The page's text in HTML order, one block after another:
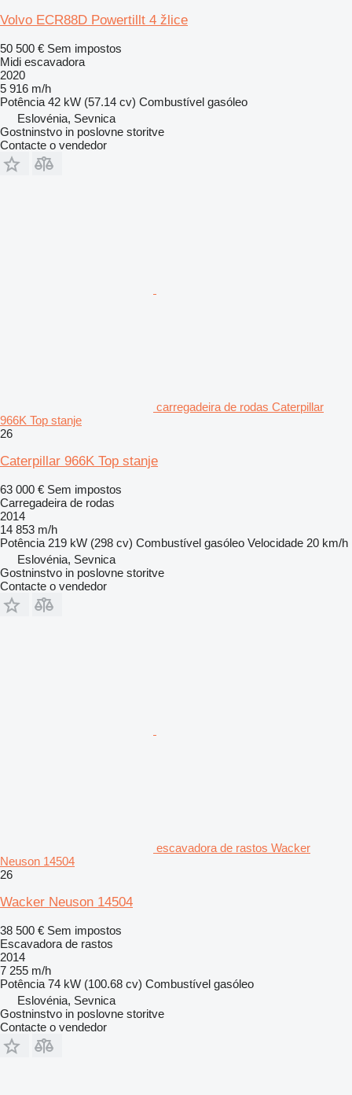
Volvo ECR88D Powertillt 4 žlice
50 500 € Sem impostos
Midi escavadora
2020
5 916 m/h
Potência 42 kW (57.14 cv) Combustível gasóleo
Eslovénia, Sevnica
Gostninstvo in poslovne storitve
Contacte o vendedor
carregadeira de rodas Caterpillar
966K Top stanje
26
Caterpillar 966K Top stanje
63 000 € Sem impostos
Carregadeira de rodas
2014
14 853 m/h
Potência 219 kW (298 cv) Combustível gasóleo Velocidade 20 km/h
Eslovénia, Sevnica
Gostninstvo in poslovne storitve
Contacte o vendedor
escavadora de rastos Wacker
Neuson 14504
26
Wacker Neuson 14504
38 500 € Sem impostos
Escavadora de rastos
2014
7 255 m/h
Potência 74 kW (100.68 cv) Combustível gasóleo
Eslovénia, Sevnica
Gostninstvo in poslovne storitve
Contacte o vendedor